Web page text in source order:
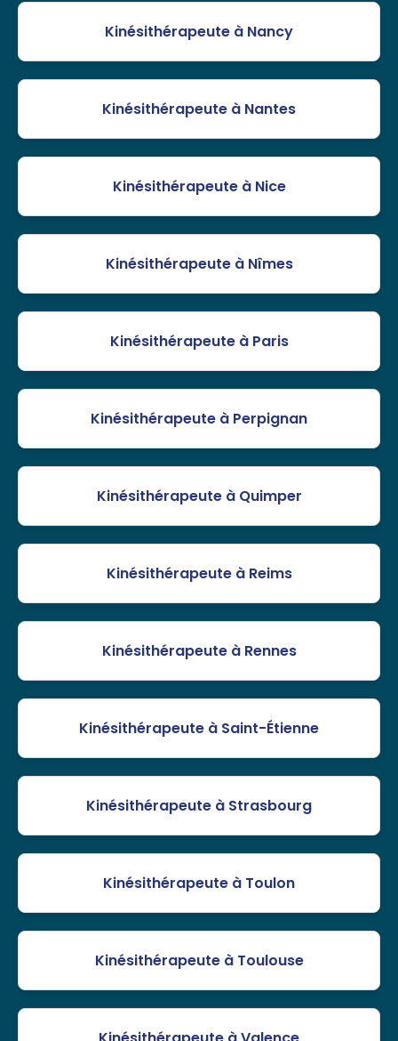
Kinésithérapeute à Nancy
Kinésithérapeute à Nantes
Kinésithérapeute à Nice
Kinésithérapeute à Nîmes
Kinésithérapeute à Paris
Kinésithérapeute à Perpignan
Kinésithérapeute à Quimper
Kinésithérapeute à Reims
Kinésithérapeute à Rennes
Kinésithérapeute à Saint-Étienne
Kinésithérapeute à Strasbourg
Kinésithérapeute à Toulon
Kinésithérapeute à Toulouse